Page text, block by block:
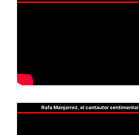
Rafa Manjarrez, el cantautor sentimental